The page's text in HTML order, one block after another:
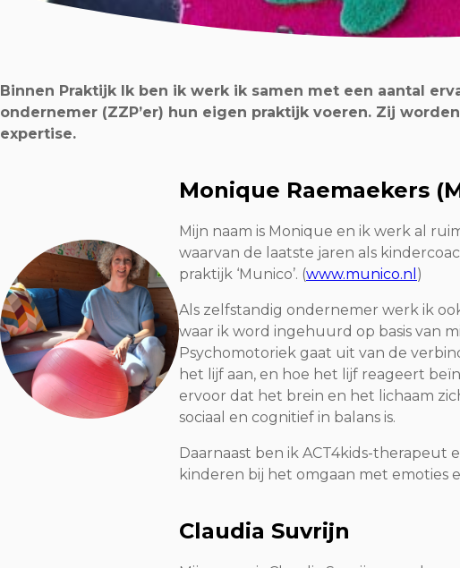
Binnen Praktijk Ik ben ik werk ik samen met een aantal
ondernemer (ZZP’er) hun eigen praktijk voeren. Zij
expertise.
Monique Raemaekers
Mijn naam is Monique en ik werk al
waarvan de laatste jaren als
praktijk ‘Munico’. (www.munico.nl )
Als zelfstandig ondernemer werk ik
waar ik word ingehuurd op basis van
Psychomotoriek gaat uit van de
het lijf aan, en hoe het lijf reageert
ervoor dat het brein en het lichaam
sociaal en cognitief in balans is.
Daarnaast ben ik ACT4kids-therapeut
kinderen bij het omgaan met emoties
Claudia Suvrijn